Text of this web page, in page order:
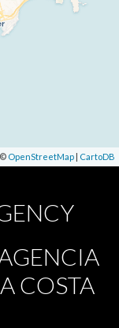
OpenStreetMap | CartoDB
COSTA